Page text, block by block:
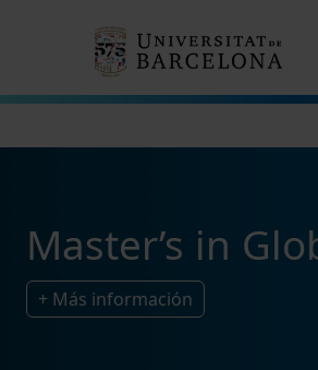
Master’s in
+ Más información